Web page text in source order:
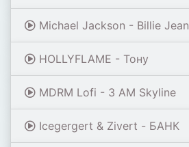
Michael Jackson - Billie Jean
HOLLYFLAME - Тону
MDRM Lofi - 3 AM Skyline
Icegergert & Zivert - БАНК